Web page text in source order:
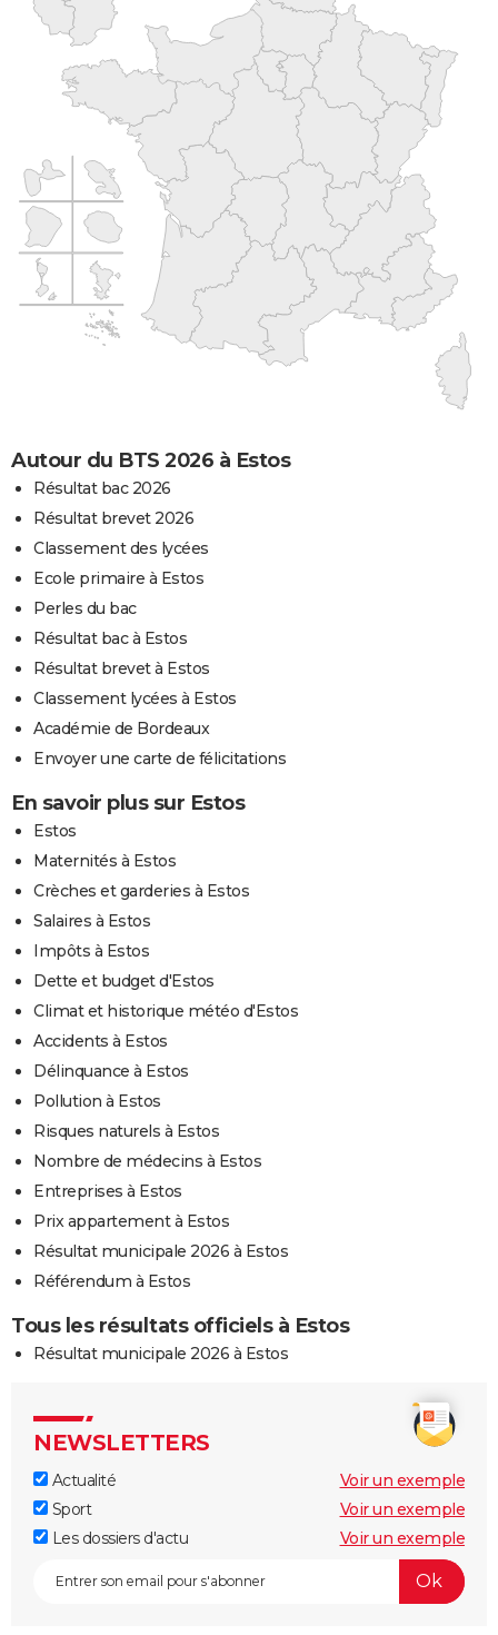
Autour du BTS 2026 à Estos
Résultat bac 2026
Résultat brevet 2026
Classement des lycées
Ecole primaire à Estos
Perles du bac
Résultat bac à Estos
Résultat brevet à Estos
Classement lycées à Estos
Académie de Bordeaux
Envoyer une carte de félicitations
En savoir plus sur Estos
Estos
Maternités à Estos
Crèches et garderies à Estos
Salaires à Estos
Impôts à Estos
Dette et budget d'Estos
Climat et historique météo d'Estos
Accidents à Estos
Délinquance à Estos
Pollution à Estos
Risques naturels à Estos
Nombre de médecins à Estos
Entreprises à Estos
Prix appartement à Estos
Résultat municipale 2026 à Estos
Référendum à Estos
Tous les résultats officiels à Estos
Résultat municipale 2026 à Estos
NEWSLETTERS
Actualité
Voir un exemple
Sport
Voir un exemple
Les dossiers d'actu
Voir un exemple